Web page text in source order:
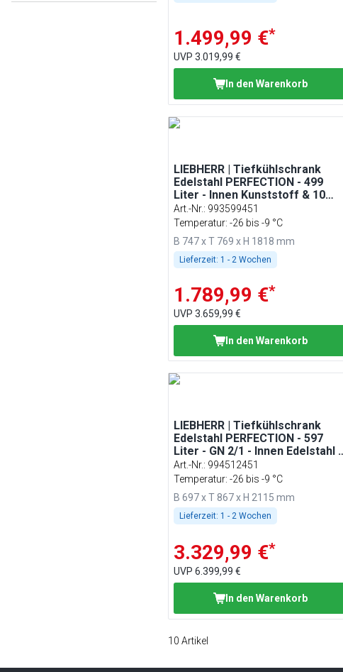
1.499,99 €*
UVP 3.019,99 €
In den Warenkorb
LIEBHERR | Tiefkühlschrank
Edelstahl PERFECTION - 499
Liter - Innen Kunststoff & 10
Staukörbe - mit 1 Tür
Art.-Nr.: 993599451
Temperatur: -26 bis -9 °C
B 747 x T 769 x H 1818 mm
Lieferzeit: 1 - 2 Wochen
1.789,99 €*
UVP 3.659,99 €
In den Warenkorb
LIEBHERR | Tiefkühlschrank
Edelstahl PERFECTION - 597
Liter - GN 2/1 - Innen Edelstahl -
mit 1 Tür & WiFi
Art.-Nr.: 994512451
Temperatur: -26 bis -9 °C
B 697 x T 867 x H 2115 mm
Lieferzeit: 1 - 2 Wochen
3.329,99 €*
UVP 6.399,99 €
In den Warenkorb
10 Artikel